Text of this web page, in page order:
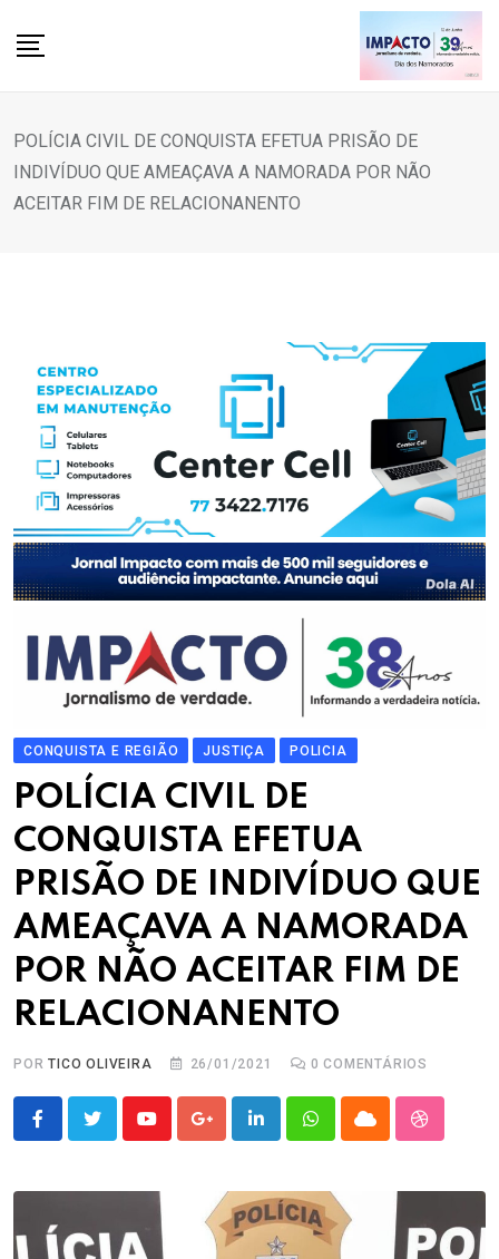
POLÍCIA CIVIL DE CONQUISTA EFETUA PRISÃO DE
INDIVÍDUO QUE AMEAÇAVA A NAMORADA POR NÃO
ACEITAR FIM DE RELACIONANENTO
CONQUISTA E REGIÃO JUSTIÇA POLICIA
POLÍCIA CIVIL DE
CONQUISTA EFETUA
PRISÃO DE INDIVÍDUO QUE
AMEAÇAVA A NAMORADA
POR NÃO ACEITAR FIM DE
RELACIONANENTO
PORTICO OLIVEIRA 26/01/2021 0 COMENTÁRIOS
YoutubeGoogle+LinkedInWhatsappCloud